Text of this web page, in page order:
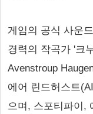
게임의 공식 사운
경력의 작곡가 '크
Avenstroup
에어 린드허스트
으며, 스포티파이,